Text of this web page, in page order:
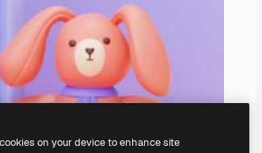
on your device to enhance site